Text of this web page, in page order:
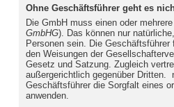
Ohne Geschäftsführer geht es
Die GmbH muss einen oder
GmbHG). Das können nur
Personen sein. Die
den Weisungen der
Gesetz und Satzung. Zugleich
außergerichtlich gegenüber Dritten.
Geschäftsführer die Sorgfalt eines
anwenden.